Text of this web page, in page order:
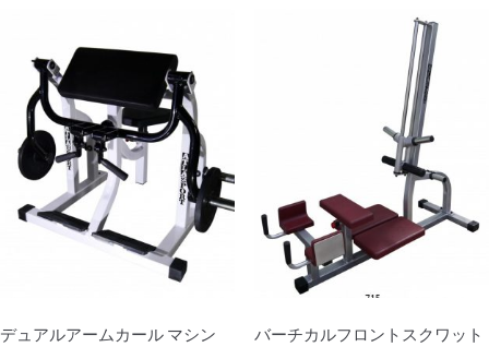
デュアルアームカール マシン バーチカルフロントスクワット